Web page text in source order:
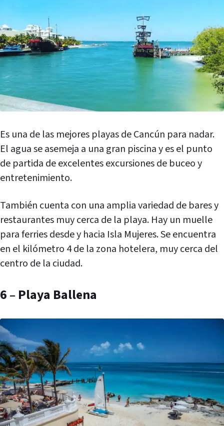
Es una de las mejores playas de Cancún para nadar.
El agua se asemeja a una gran piscina y es el punto
de partida de excelentes excursiones de buceo y
entretenimiento.
También cuenta con una amplia variedad de bares y
restaurantes muy cerca de la playa. Hay un muelle
para ferries desde y hacia Isla Mujeres. Se encuentra
en el kilómetro 4 de la zona hotelera, muy cerca del
centro de la ciudad.
6 – Playa Ballena